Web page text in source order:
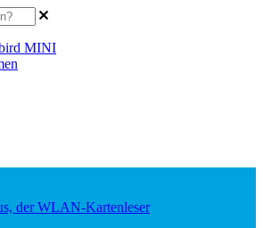
MINI
der WLAN-Kartenleser